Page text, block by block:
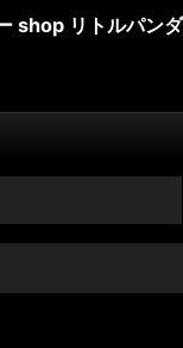
shop リトルパンダ